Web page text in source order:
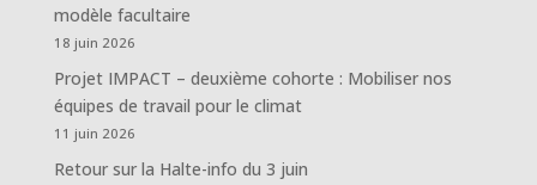
modèle facultaire
18 juin 2026
Projet IMPACT – deuxième cohorte : Mobiliser nos
équipes de travail pour le climat
11 juin 2026
Retour sur la Halte-info du 3 juin